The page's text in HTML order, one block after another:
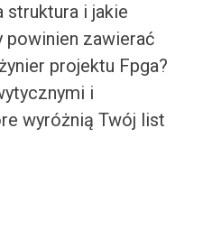
struktura i jakie
zawierać
projektu Fpga?
i
wyróżnią Twój list